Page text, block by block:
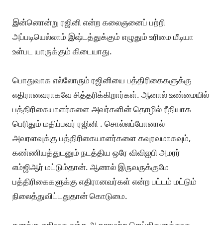
இன்னொன்று ரஜினி என்ற கலைஞனைப் பற்றி
அப்படியெல்லாம் இஷ்டத்துக்கும் எழுதும் உரிமை மீடியா
உள்பட யாருக்கும் கிடையாது.
பொதுவாக எல்லோரும் ரஜினியை பத்திரிகைகளுக்கு
எதிரானவராகவே சித்தரிக்கிறார்கள். ஆனால் உண்மையில்
பத்திரிகையாளர்களை அவர்களின் தொழில் ரீதியாக
பெரிதும் மதிப்பவர் ரஜினி . சொல்லப்போனால்
அவரளவுக்கு பத்திரிகையாளர்களை கவுரவமாகவும்,
கண்ணியத்துடனும் நடத்திய ஒரே விவிஐபி அமரர்
எம்ஜிஆர் மட்டும்தான். ஆனால் இருவருக்குமே
பத்திரிகைகளுக்கு எதிரானவர்கள் என்ற பட்டம் மட்டும்
நிலைத்துவிட்டதுதான் கொடுமை.